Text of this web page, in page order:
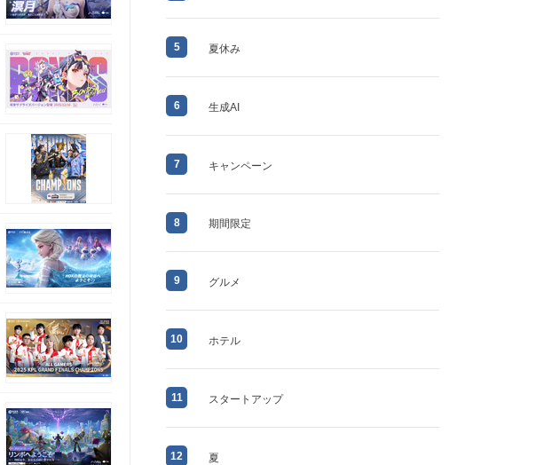
5 夏休み
6 生成AI
7 キャンペーン
8 期間限定
9 グルメ
10 ホテル
11 スタートアップ
12 夏